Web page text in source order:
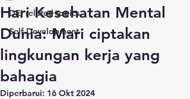
DEI related topics
Self Development
Hari Kesehatan Mental
Dunia: Mari ciptakan
lingkungan kerja yang
bahagia
Diperbarui: 16 Okt 2024